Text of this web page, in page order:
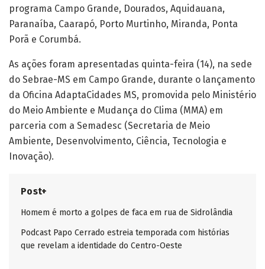
programa Campo Grande, Dourados, Aquidauana,
Paranaíba, Caarapó, Porto Murtinho, Miranda, Ponta
Porã e Corumbá.
As ações foram apresentadas quinta-feira (14), na sede
do Sebrae-MS em Campo Grande, durante o lançamento
da Oficina AdaptaCidades MS, promovida pelo Ministério
do Meio Ambiente e Mudança do Clima (MMA) em
parceria com a Semadesc (Secretaria de Meio
Ambiente, Desenvolvimento, Ciência, Tecnologia e
Inovação).
Post+
Homem é morto a golpes de faca em rua de Sidrolândia
Podcast Papo Cerrado estreia temporada com histórias
que revelam a identidade do Centro-Oeste